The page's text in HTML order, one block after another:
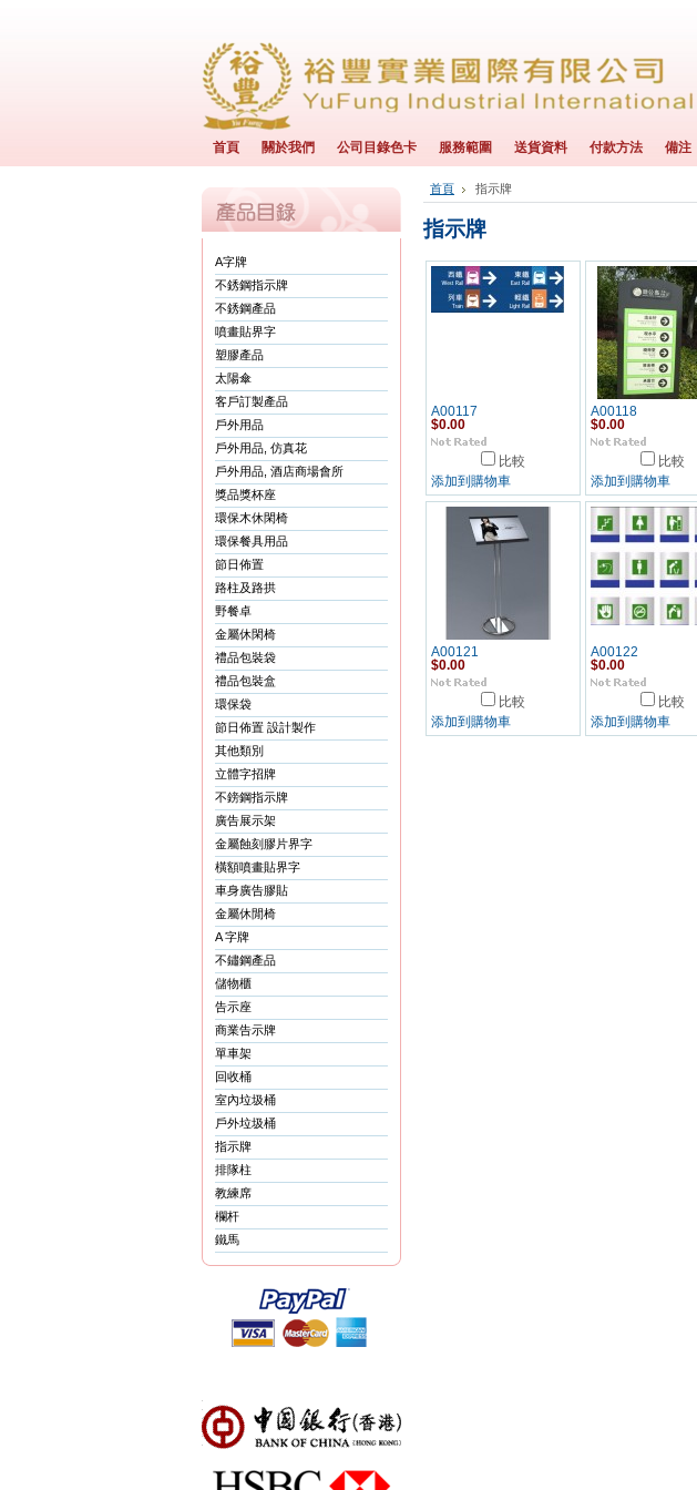
首頁 關於我們 公司目錄色卡 服務範圍 送貨資料 付款方法 備注
A字牌
不銹鋼指示牌
不銹鋼產品
噴畫貼界字
塑膠產品
太陽傘
客戶訂製產品
戶外用品
戶外用品, 仿真花
戶外用品, 酒店商場會所
獎品獎杯座
環保木休閑椅
環保餐具用品
節日佈置
路柱及路拱
野餐卓
金屬休閑椅
禮品包裝袋
禮品包裝盒
環保袋
節日佈置 設計製作
其他類別
立體字招牌
不鎊鋼指示牌
廣告展示架
金屬蝕刻膠片界字
橫額噴畫貼界字
車身廣告膠貼
金屬休閒椅
A 字牌
不鏽鋼產品
儲物櫃
告示座
商業告示牌
單車架
回收桶
室內垃圾桶
戶外垃圾桶
指示牌
排隊柱
教練席
欄杆
鐵馬
首頁 指示牌
指示牌
A00117
$0.00
比較
添加到購物車
A00118
$0.00
比較
添加到購物車
A00121
$0.00
比較
添加到購物車
A00122
$0.00
比較
添加到購物車